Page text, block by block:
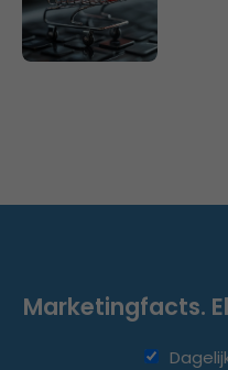
Marketingfacts.